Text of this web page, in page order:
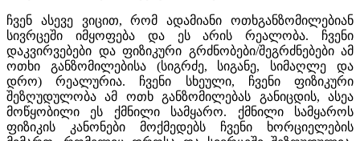
ჩვენ ასევე ვიცით, რომ ადამიანი ოთხგანზომილებიან
სივრცეში იმყოფება და ეს არის რეალობა. ჩვენი
დაკვირვებები და ფიზიკური გრძნობები/შეგრძნებები ამ
ოთხი განზომილებისა (სიგრძე, სიგანე, სიმაღლე და
დრო) რეალურია. ჩვენი სხეული, ჩვენი ფიზიკური
შეზღუდულობა ამ ოთხ განზომილებას განიცდის, ასეა
მოწყობილი ეს ქმნილი სამყარო. ქმნილი სამყაროს
ფიზიკის კანონები მოქმედებს ჩვენი ხორციელების